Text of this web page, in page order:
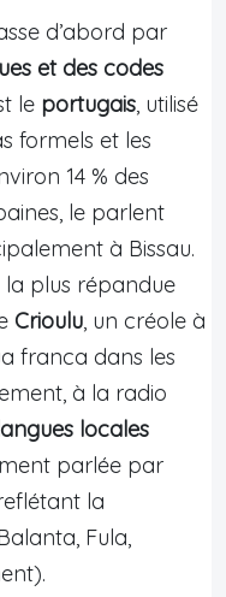
d’abord par
et des codes
le portugais, utilisé
formels et les
14 % des
le parlent
à Bissau.
plus répandue
Crioulu, un créole à
franca dans les
à la radio
locales
parlée par
la
Fula,